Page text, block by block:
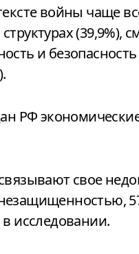
войны чаще
(39,9%),
и
РФ
свое
исследовании.